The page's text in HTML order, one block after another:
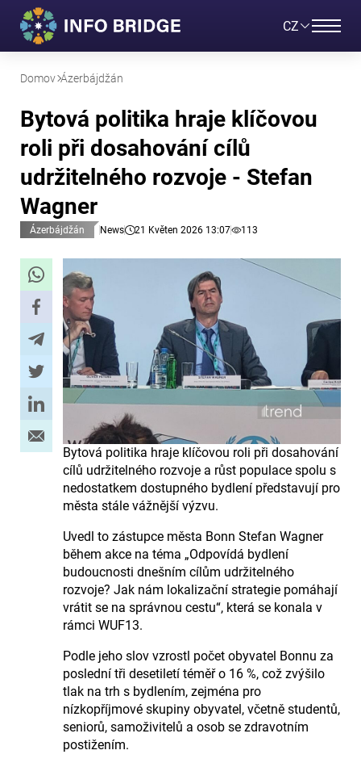
CZ
Domov Ázerbájdžán
Bytová politika hraje klíčovou
roli při dosahování cílů
udržitelného rozvoje - Stefan
Wagner
Ázerbájdžán News 21 Květen 2026 13:07 113
Bytová politika hraje klíčovou roli při dosahování
cílů udržitelného rozvoje a růst populace spolu s
nedostatkem dostupného bydlení představují pro
města stále vážnější výzvu.
Uvedl to zástupce města Bonn Stefan Wagner
během akce na téma „Odpovídá bydlení
budoucnosti dnešním cílům udržitelného
rozvoje? Jak nám lokalizační strategie pomáhají
vrátit se na správnou cestu“, která se konala v
rámci WUF13.
Podle jeho slov vzrostl počet obyvatel Bonnu za
poslední tři desetiletí téměř o 16 %, což zvýšilo
tlak na trh s bydlením, zejména pro
nízkopříjmové skupiny obyvatel, včetně studentů,
seniorů, samoživitelů a osob se zdravotním
postižením.